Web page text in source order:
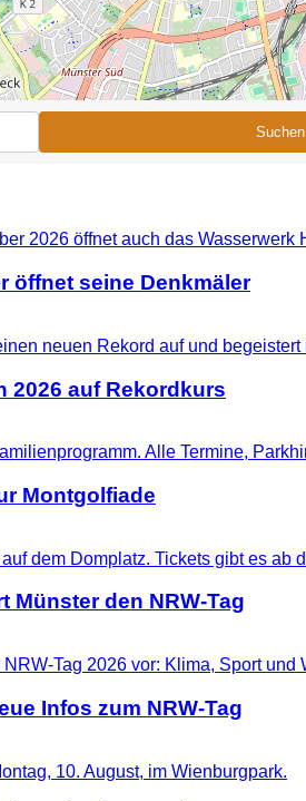
Suchen
öffnet seine Denkmäler
2026 auf Rekordkurs
Montgolfiade
Münster den NRW-Tag
Infos zum NRW-Tag